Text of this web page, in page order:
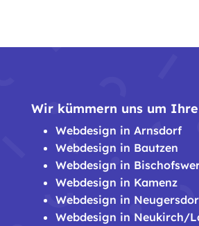
Wir kümmern uns um
Webdesign in Arnsdorf
Webdesign in Bautzen
Webdesign in
Webdesign in Kamenz
Webdesign in
Webdesign in Neukirch/